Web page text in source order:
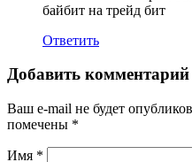
байбит на трейд бит
Ответить
Добавить комментарий
Ваш e-mail не будет
помечены *
Имя *